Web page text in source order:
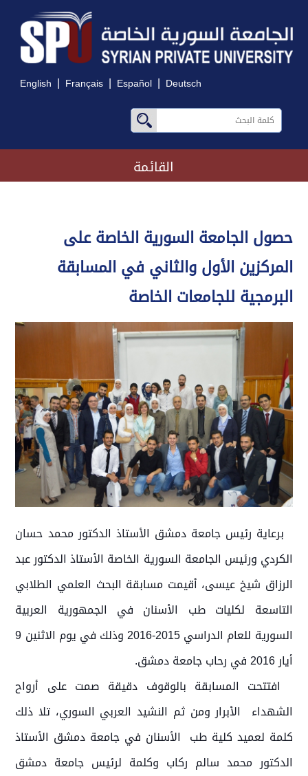
English | Français | Español | Deutsch
القائمة
حصول الجامعة السورية الخاصة على
المركزين الأول والثاني في المسابقة
البرمجية للجامعات الخاصة
برعاية رئيس جامعة دمشق الأستاذ الدكتور محمد حسان
الكردي ورئيس الجامعة السورية الخاصة الأستاذ الدكتور عبد
الرزاق شيخ عيسى، أقيمت مسابقة البحث العلمي الطلابي
التاسعة لكليات طب الأسنان في الجمهورية العربية
السورية للعام الدراسي 2015-2016 وذلك في يوم الاثنين 9
أيار 2016 في رحاب جامعة دمشق.
افتتحت المسابقة بالوقوف دقيقة صمت على أرواح
الشهداء الأبرار ومن ثم النشيد العربي السوري، تلا ذلك
كلمة لعميد كلية طب الأسنان في جامعة دمشق الأستاذ
الدكتور محمد سالم ركاب وكلمة لرئيس جامعة دمشق